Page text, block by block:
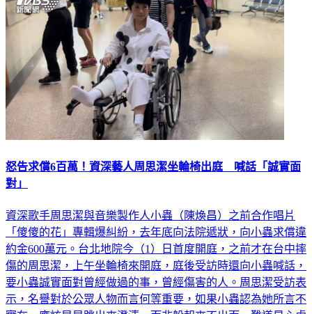
怒告求償6百萬！資深藝人周思潔坐輪椅出庭 喊話「誠實面
對」
資深歌手周思潔與音樂製作人小蟲（陳煥昌）之前合作唱片
「傻傻的花」專輯爆糾紛，去年底向法院遞狀，向小蟲求償違
約金600萬元。台北地院今（1）日首度開庭，之前才在台中摔
傷的周思潔，上午坐輪椅來開庭，庭後受訪時還向小蟲喊話，
要小蟲誠實面對曾經做過的事，曾經傷害的人。周思潔受訪表
示，名譽對於公眾人物而言何等重要，如果小蟲認為她所言不